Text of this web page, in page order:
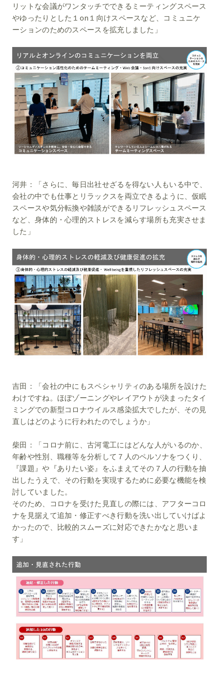
リットな会議がワンタッチでできるミーティングスペース
やゆったりとした１on１向けスペースなど、コミュニケ
ーションのためのスペースを拡充しました」
河井：
「さらに、毎日出社せざるを得ない人もいる中で、
会社の中でも仕事とリラックスを両立できるように、仮眠
スペースや気分転換や雑談ができるリフレッシュスペース
など、身体的・心理的ストレスを減らす場所も充実させま
した」
吉田：
「会社の中にもスペシャリティのある場所を設けた
わけですね。ほぼゾーニングやレイアウトが決まったタイ
ミングでの新型コロナウイルス感染拡大でしたが、その見
直しはどのように行われたのでしょうか」
柴田：
「コロナ前に、古河電工にはどんな人がいるのか、
年齢や性別、職種等を分析して７人のペルソナをつくり、
『課題』や『ありたい姿』をふまえてその７人の行動を抽
出したうえで、その行動を実現するために必要な機能を検
討していました。
そのため、コロナを受けた見直しの際には、アフターコロ
ナを見据えて追加・修正すべき行動を洗い出していけばよ
かったので、比較的スムーズに対応できたかなと思いま
す」